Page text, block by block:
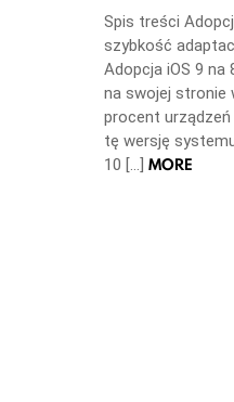
Spis treści
szybkość
Adopcja iOS 9 na
na swojej stronie
procent
tę wersję
10 […] MORE